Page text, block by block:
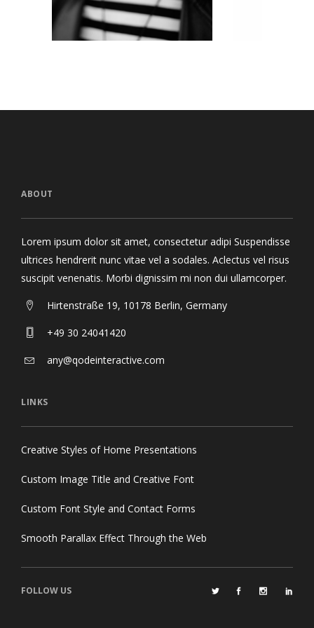
ABOUT
Lorem ipsum dolor sit amet, consectetur adipi Suspendisse
ultrices hendrerit nunc vitae vel a sodales. Aclectus vel risus
suscipit venenatis. Morbi dignissim mi non dui ullamcorper.
Hirtenstraße 19, 10178 Berlin, Germany
+49 30 24041420
any@qodeinteractive.com
LINKS
Creative Styles of Home Presentations
Custom Image Title and Creative Font
Custom Font Style and Contact Forms
Smooth Parallax Effect Through the Web
FOLLOW US